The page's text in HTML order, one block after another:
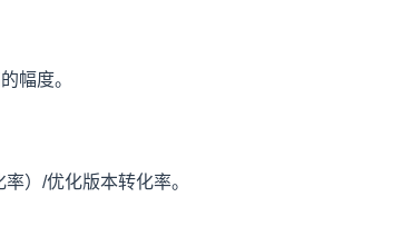
幅度。
）/优化版本转化率。